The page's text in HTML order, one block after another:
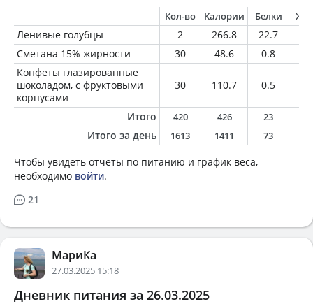
Кол-во Калории Белки
Ленивые голубцы 2 266.8 22.7
Сметана 15% жирности
30 48.6 0.8
Конфеты глазированные
шоколадом, с фруктовыми
корпусами
30 110.7 0.5
Итого 420 426 23
Итого за день 1613 1411 73
Чтобы увидеть отчеты по питанию и график веса,
необходимо войти.
21
МариКа
27.03.2025 15:18
Дневник питания за 26.03.2025